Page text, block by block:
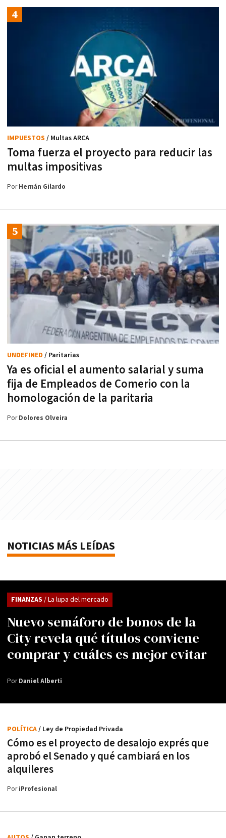
Toma fuerza el proyecto para reducir las
multas impositivas
IMPUESTOS / Multas ARCA
PorHernán Gilardo
Ya es oficial el aumento salarial y suma
fija de Empleados de Comerio con la
homologación de la paritaria
UNDEFINED / Paritarias
PorDolores Olveira
NOTICIAS MÁS LEÍDAS
Nuevo semáforo de bonos de la
City revela qué títulos conviene
comprar y cuáles es mejor evitar
FINANZAS / La lupa del mercado
PorDaniel Alberti
Cómo es el proyecto de desalojo exprés que
aprobó el Senado y qué cambiará en los
alquileres
POLÍTICA/ Ley de Propiedad Privada
PoriProfesional